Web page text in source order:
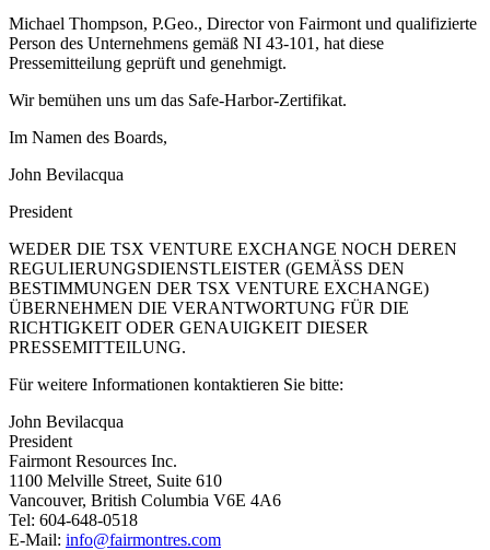
Michael Thompson, P.Geo., Director von Fairmont und qualifizierte
Person des Unternehmens gemäß NI 43-101, hat diese
Pressemitteilung geprüft und genehmigt.
Wir bemühen uns um das Safe-Harbor-Zertifikat.
Im Namen des Boards,
John Bevilacqua
President
WEDER DIE TSX VENTURE EXCHANGE NOCH DEREN
REGULIERUNGSDIENSTLEISTER (GEMÄSS DEN
BESTIMMUNGEN DER TSX VENTURE EXCHANGE)
ÜBERNEHMEN DIE VERANTWORTUNG FÜR DIE
RICHTIGKEIT ODER GENAUIGKEIT DIESER
PRESSEMITTEILUNG.
Für weitere Informationen kontaktieren Sie bitte:
John Bevilacqua
President
Fairmont Resources Inc.
1100 Melville Street, Suite 610
Vancouver, British Columbia V6E 4A6
Tel: 604-648-0518
E-Mail: info@fairmontres.com